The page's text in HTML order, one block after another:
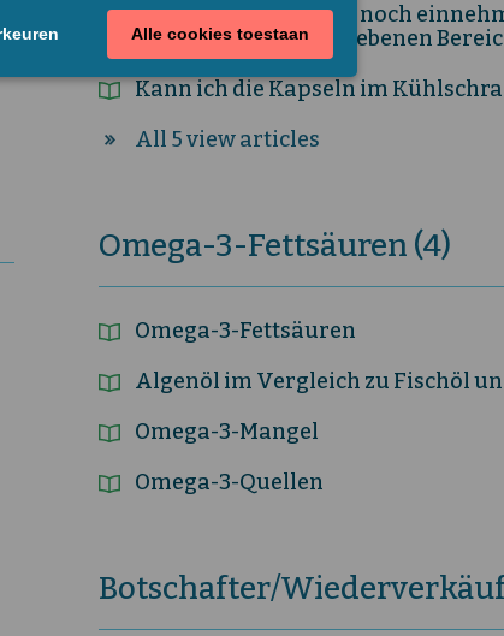
Kann ich die Kapseln noch
außerhalb des angegebenen
Kann ich die Kapseln im
All 5 view articles
Omega-3-Fettsäuren (4)
Omega-3-Fettsäuren
Algenöl im Vergleich zu Fischöl
Omega-3-Mangel
Omega-3-Quellen
Botschafter/